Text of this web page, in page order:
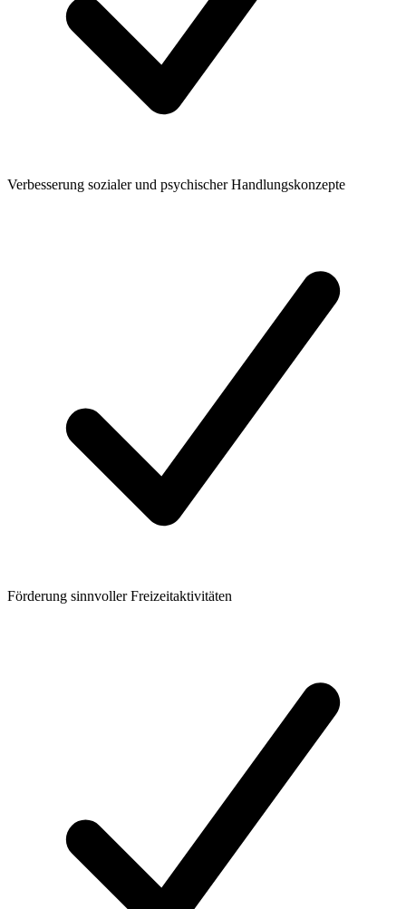
Verbesserung sozialer und psychischer Handlungskonzepte
Förderung sinnvoller Freizeitaktivitäten